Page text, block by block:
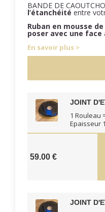
BANDE DE
l’étanchéité entre
Ruban en mousse
poser avec une face
En savoir plus
JOINT
1 Rouleau
Epaisseur
59.00 €
JOINT